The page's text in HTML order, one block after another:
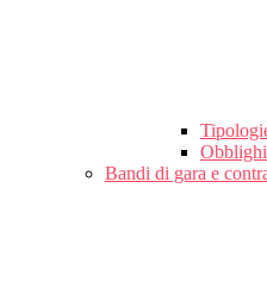
Bandi di gara e